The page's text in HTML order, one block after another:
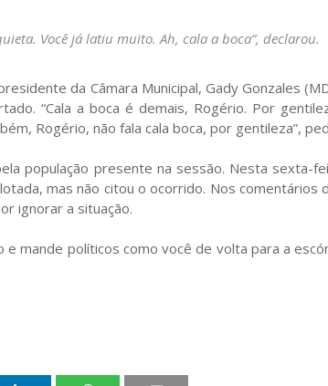
Você já latiu muito. Ah, cala a boca”, declarou.
da Câmara Municipal, Gady Gonzales
“Cala a boca é demais, Rogério. Por
Rogério, não fala cala boca, por gentileza”,
população presente na sessão. Nesta sexta-
mas não citou o ocorrido. Nos comentários
ignorar a situação.
e mande políticos como você de volta para a